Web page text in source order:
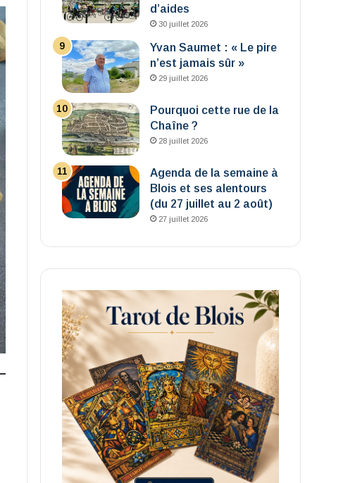
d’aides
30 juillet 2026
Yvan Saumet : « Le pire
n’est jamais sûr »
29 juillet 2026
Pourquoi cette rue de la
Chaîne ?
28 juillet 2026
Agenda de la semaine à
Blois et ses alentours
(du 27 juillet au 2 août)
27 juillet 2026